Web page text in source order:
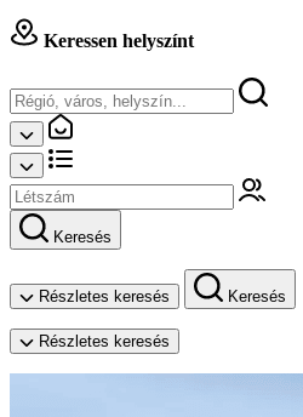
Keressen helyszínt
Keresés
Részletes keresés Keresés
Részletes keresés